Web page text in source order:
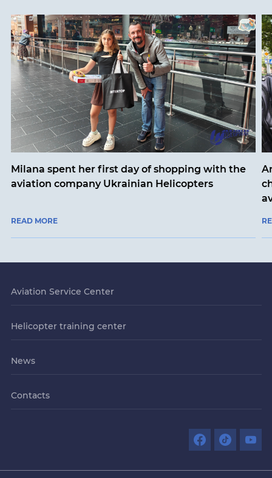
Milana spent her first day of shopping with the
aviation company Ukrainian Helicopters
READ MORE
Aviation Service Center
Helicopter training center
News
Contacts